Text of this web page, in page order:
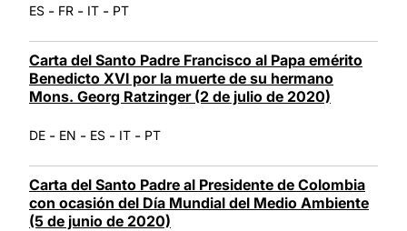
ES - FR - IT - PT
Carta del Santo Padre Francisco al Papa emérito
Benedicto XVI por la muerte de su hermano
Mons. Georg Ratzinger (2 de julio de 2020)
DE - EN - ES - IT - PT
Carta del Santo Padre al Presidente de Colombia
con ocasión del Día Mundial del Medio Ambiente
(5 de junio de 2020)